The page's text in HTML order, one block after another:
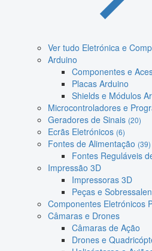
Ver tudo Eletrónica e
Arduino
Componentes e
Placas Arduino
Shields e Módulos
Microcontroladores e
Geradores de Sinais (20)
Ecrãs Eletrónicos (6)
Fontes de Alimentação (39)
Fontes Reguláveis
Impressão 3D
Impressoras 3D
Peças e
Componentes Eletrónicos
Câmaras e Drones
Câmaras de Ação
Drones e